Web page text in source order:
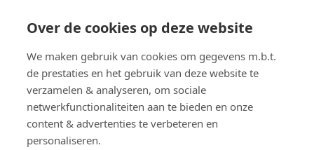
Over de cookies op deze website
We maken gebruik van cookies om gegevens m.b.t.
de prestaties en het gebruik van deze website te
verzamelen & analyseren, om sociale
netwerkfunctionaliteiten aan te bieden en onze
content & advertenties te verbeteren en
personaliseren.